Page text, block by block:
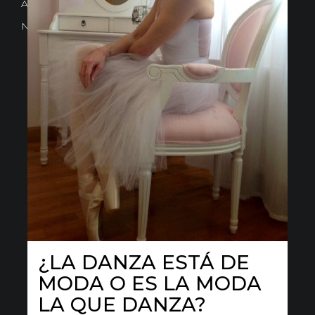
LAS 3 MEJORES
PELÍCULAS DE DANZA
17 febrero, 2016 danse la mode New post
¿LA DANZA ESTÁ DE
MODA O ES LA MODA
LA QUE DANZA?
Avd. Comercial 20 Barañain (Navarra)
Nota Legal
·Privacidad·Política de Cookies